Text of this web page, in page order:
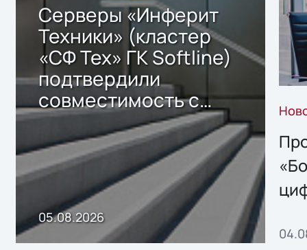
Серверы «Инферит
Техники» (кластер
«СФ Тех» ГК Softline)
подтвердили
совместимость с
решением Sharx
Storage 2.x для
хранения данных
05.08.2026